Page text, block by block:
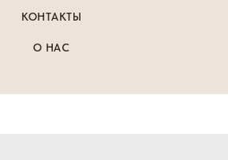
КОНТАКТЫ
О НАС